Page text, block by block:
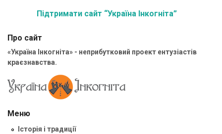
Підтримати сайт “Україна Інкогніта”
Про сайт
«Україна Інкогніта» - неприбутковий проект ентузіастів
краєзнавства.
Меню
Історія і традиції